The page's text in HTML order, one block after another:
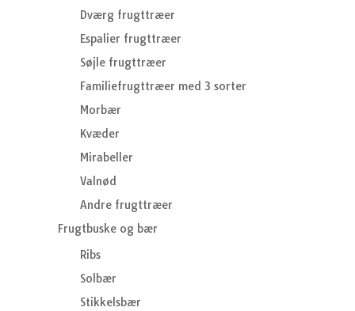
Dværg frugttræer
Espalier frugttræer
Søjle frugttræer
Familiefrugttræer med 3 sorter
Morbær
Kvæder
Mirabeller
Valnød
Andre frugttræer
Frugtbuske og bær
Ribs
Solbær
Stikkelsbær